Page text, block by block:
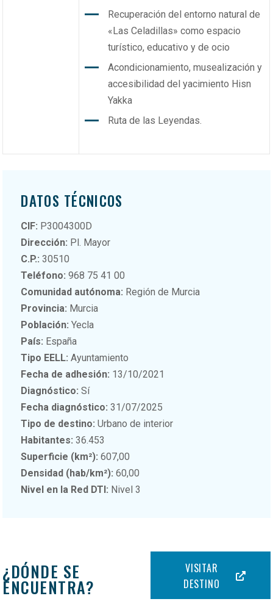
Recuperación del entorno natural de
«Las Celadillas» como espacio
turístico, educativo y de ocio
Acondicionamiento, musealización y
accesibilidad del yacimiento Hisn
Yakka
Ruta de las Leyendas.
DATOS TÉCNICOS
CIF: P3004300D
Dirección: Pl. Mayor
C.P.: 30510
Teléfono: 968 75 41 00
Comunidad autónoma: Región de Murcia
Provincia: Murcia
Población: Yecla
País: España
Tipo EELL: Ayuntamiento
Fecha de adhesión: 13/10/2021
Diagnóstico: Sí
Fecha diagnóstico: 31/07/2025
Tipo de destino: Urbano de interior
Habitantes: 36.453
Superficie (km²): 607,00
Densidad (hab/km²): 60,00
Nivel en la Red DTI: Nivel 3
¿DÓNDE SE
ENCUENTRA?
VISITAR
DESTINO